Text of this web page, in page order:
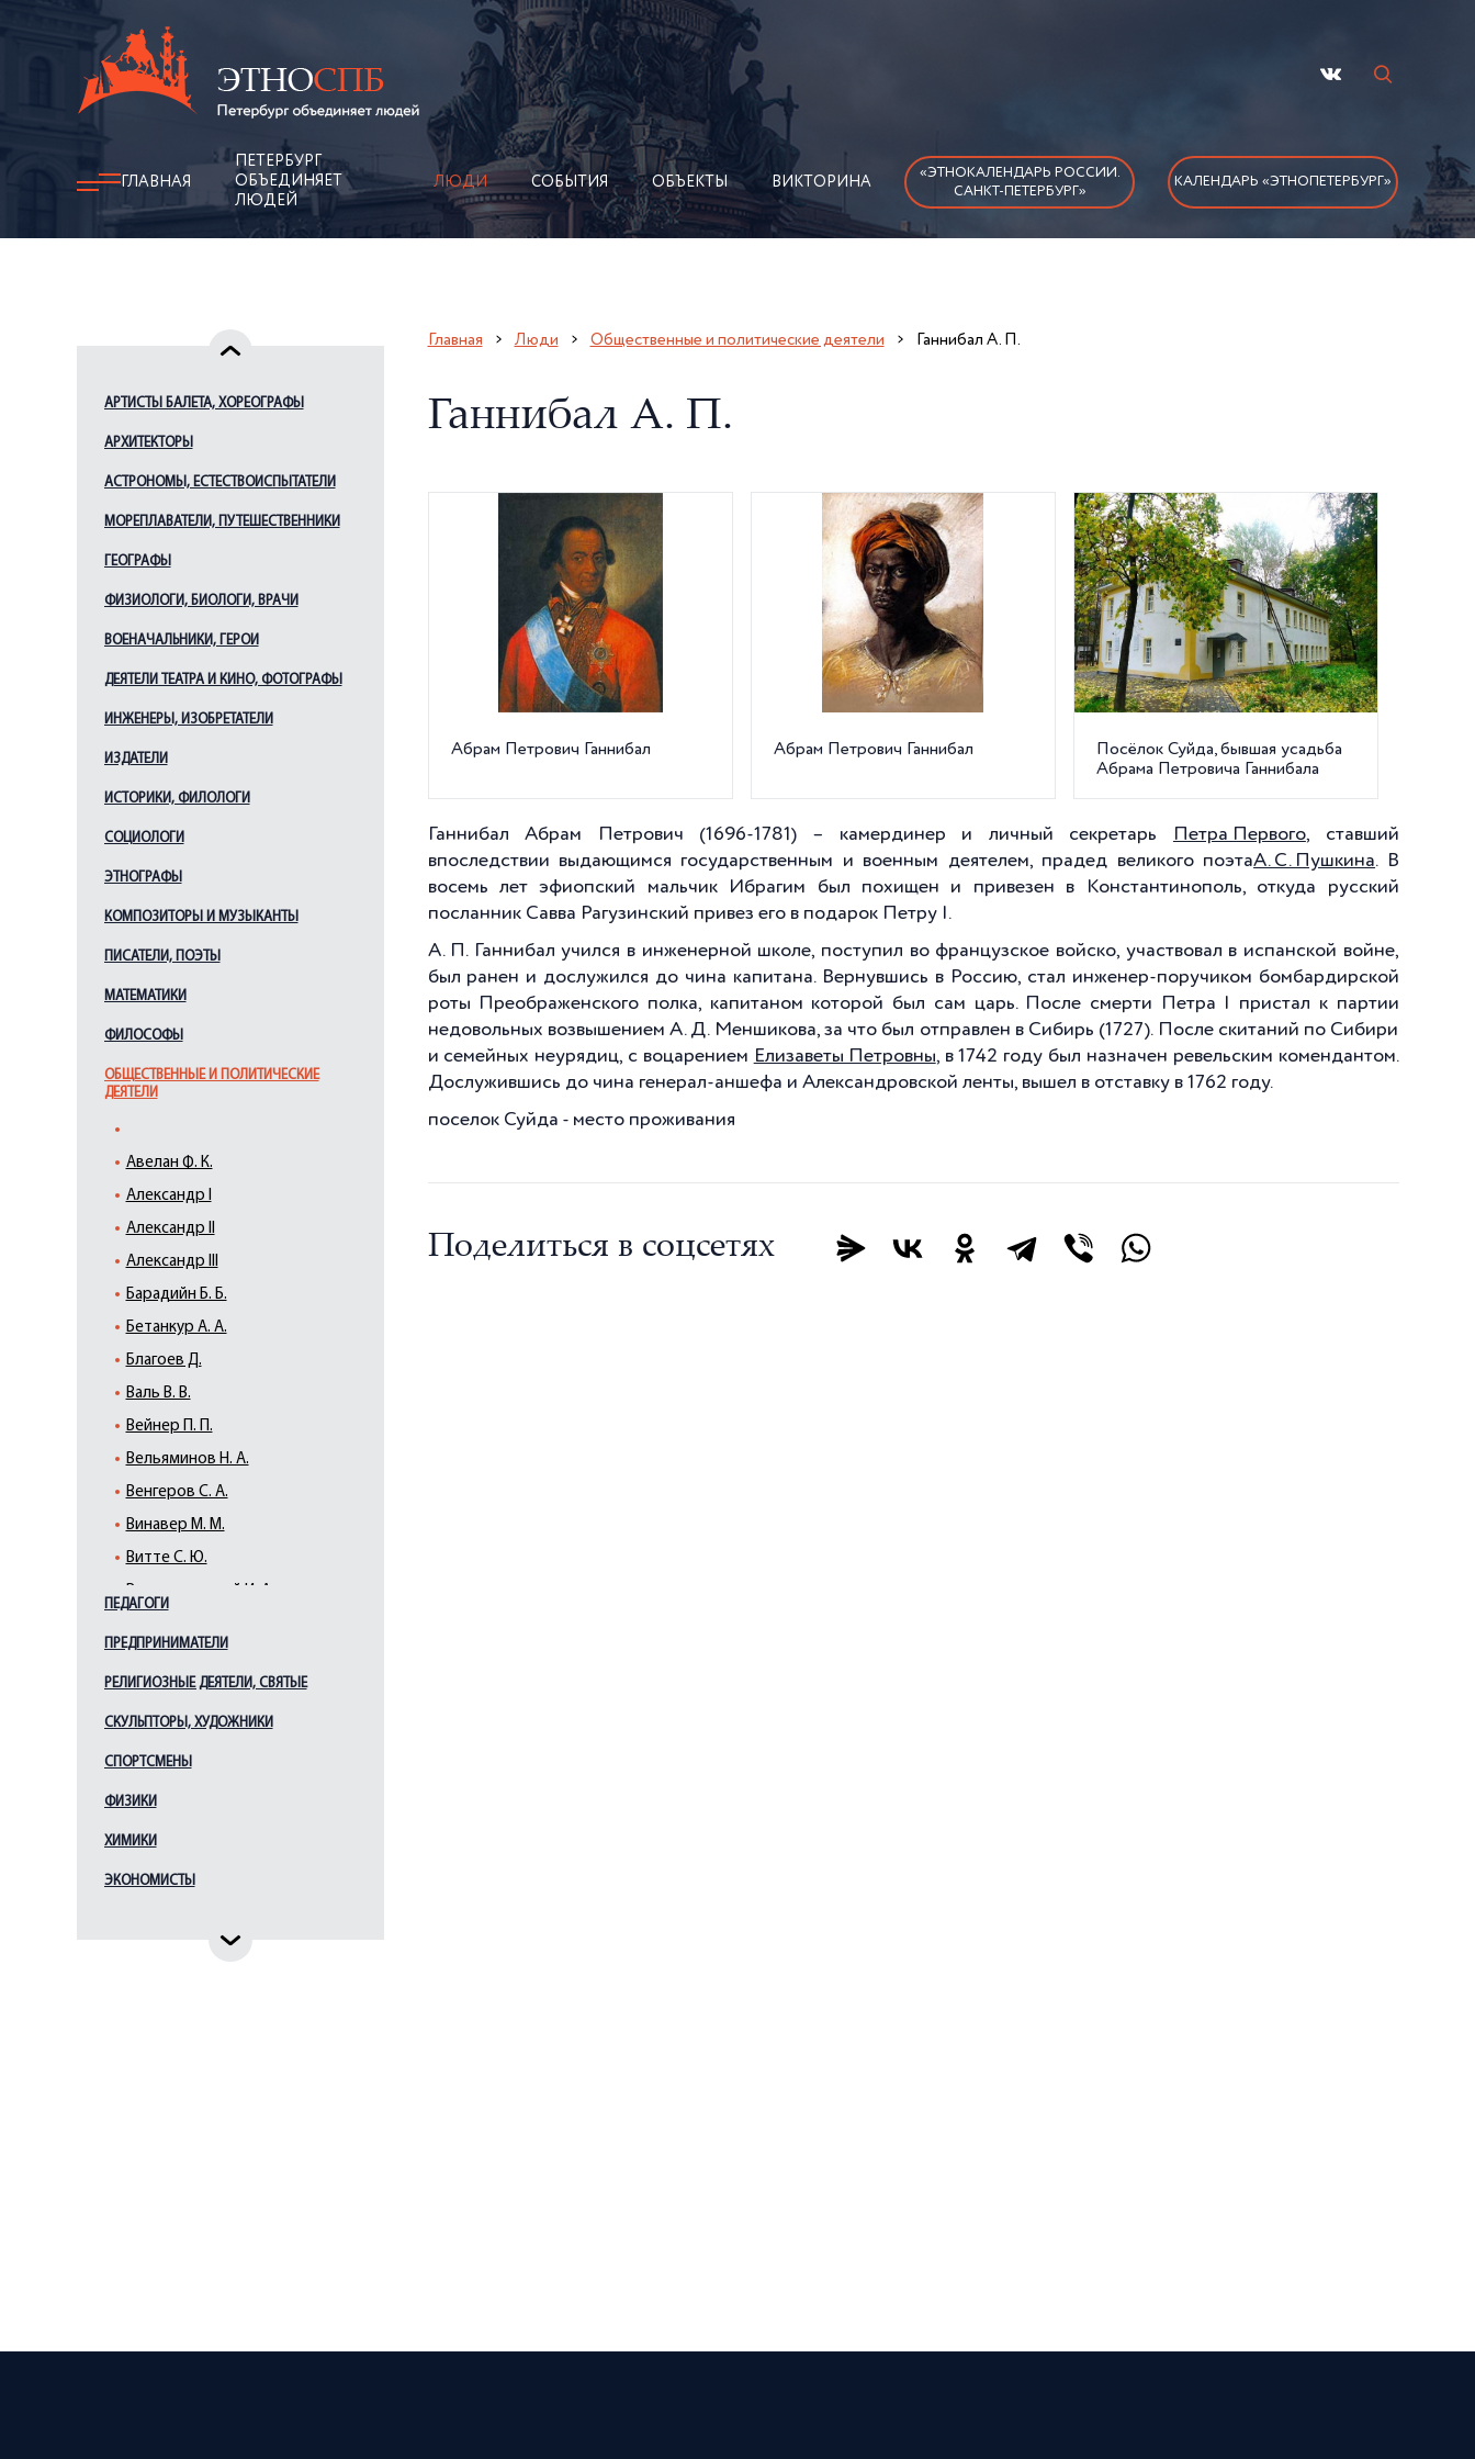
ГЛАВНАЯ
ПЕТЕРБУРГ
ОБЪЕДИНЯЕТ
ЛЮДЕЙ
ЛЮДИ СОБЫТИЯ ОБЪЕКТЫ ВИКТОРИНА
«ЭТНОКАЛЕНДАРЬ РОССИИ.
САНКТ-ПЕТЕРБУРГ»
КАЛЕНДАРЬ «ЭТНОПЕТЕРБУРГ»
АРТИСТЫ БАЛЕТА, ХОРЕОГРАФЫ
АРХИТЕКТОРЫ
АСТРОНОМЫ, ЕСТЕСТВОИСПЫТАТЕЛИ
МОРЕПЛАВАТЕЛИ, ПУТЕШЕСТВЕННИКИ
ГЕОГРАФЫ
ФИЗИОЛОГИ, БИОЛОГИ, ВРАЧИ
ВОЕНАЧАЛЬНИКИ, ГЕРОИ
ДЕЯТЕЛИ ТЕАТРА И КИНО, ФОТОГРАФЫ
ИНЖЕНЕРЫ, ИЗОБРЕТАТЕЛИ
ИЗДАТЕЛИ
ИСТОРИКИ, ФИЛОЛОГИ
СОЦИОЛОГИ
ЭТНОГРАФЫ
КОМПОЗИТОРЫ И МУЗЫКАНТЫ
ПИСАТЕЛИ, ПОЭТЫ
МАТЕМАТИКИ
ФИЛОСОФЫ
ОБЩЕСТВЕННЫЕ И ПОЛИТИЧЕСКИЕ
ДЕЯТЕЛИ
Авелан Ф. К.
Александр I
Александр II
Александр III
Барадийн Б. Б.
Бетанкур А. А.
Благоев Д.
Валь В. В.
Вейнер П. П.
Вельяминов Н. А.
Венгеров С. А.
Винавер М. М.
Витте С. Ю.
Горчаков А. М.
Грессер П. А.
Грибоедов А. С.
Джонс Дж.
Капнист В. В.
ПЕДАГОГИ
ПРЕДПРИНИМАТЕЛИ
РЕЛИГИОЗНЫЕ ДЕЯТЕЛИ, СВЯТЫЕ
СКУЛЬПТОРЫ, ХУДОЖНИКИ
СПОРТСМЕНЫ
ФИЗИКИ
ХИМИКИ
ЭКОНОМИСТЫ
Главная Люди Общественные и политические деятели Ганнибал А. П.
Ганнибал А. П.
Абрам Петрович Ганнибал Абрам Петрович Ганнибал
Посёлок Суйда, бывшая усадьба
Абрама Петровича Ганнибала
Ганнибал Абрам Петрович (1696-1781) – камердинер и личный секретарь Петра Первого, ставший
впоследствии выдающимся государственным и военным деятелем, прадед великого поэтаА. С. Пушкина. В
восемь лет эфиопский мальчик Ибрагим был похищен и привезен в Константинополь, откуда русский
посланник Савва Рагузинский привез его в подарок Петру I.
А. П. Ганнибал учился в инженерной школе, поступил во французское войско, участвовал в испанской войне,
был ранен и дослужился до чина капитана. Вернувшись в Россию, стал инженер-поручиком бомбардирской
роты Преображенского полка, капитаном которой был сам царь. После смерти Петра I пристал к партии
недовольных возвышением А. Д. Меншикова, за что был отправлен в Сибирь (1727). После скитаний по Сибири
и семейных неурядиц, с воцарением Елизаветы Петровны, в 1742 году был назначен ревельским комендантом.
Дослужившись до чина генерал-аншефа и Александровской ленты, вышел в отставку в 1762 году.
поселок Суйда - место проживания
Поделиться в соцсетях